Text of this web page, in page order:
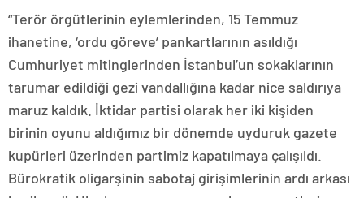
“Terör örgütlerinin eylemlerinden, 15 Temmuz
ihanetine, ‘ordu göreve’ pankartlarının asıldığı
Cumhuriyet mitinglerinden İstanbul’un sokaklarının
tarumar edildiği gezi vandallığına kadar nice saldırıya
maruz kaldık. İktidar partisi olarak her iki kişiden
birinin oyunu aldığımız bir dönemde uyduruk gazete
kupürleri üzerinden partimiz kapatılmaya çalışıldı.
Bürokratik oligarşinin sabotaj girişimlerinin ardı arkası